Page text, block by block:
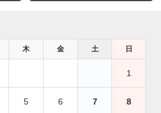
木 金 土 日
1
5 6 7 8